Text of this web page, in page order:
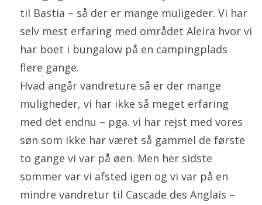
til Bastia – så der er mange muligeder. Vi har
selv mest erfaring med området Aleira hvor vi
har boet i bungalow på en campingplads
flere gange.
Hvad angår vandreture så er der mange
muligheder, vi har ikke så meget erfaring
med det endnu – pga. vi har rejst med vores
søn som ikke har været så gammel de første
to gange vi var på øen. Men her sidste
sommer var vi afsted igen og vi var på en
mindre vandretur til Cascade des Anglais –